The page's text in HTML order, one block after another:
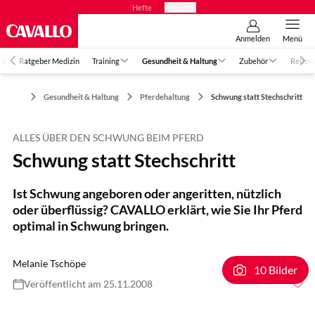
Hefte
Anmelden Menü
Ratgeber Medizin Training Gesundheit & Haltung Zubehör
Gesundheit & Haltung Pferdehaltung Schwung statt Stechschritt
ALLES ÜBER DEN SCHWUNG BEIM PFERD
Schwung statt Stechschritt
Ist Schwung angeboren oder angeritten, nützlich
oder überflüssig? CAVALLO erklärt, wie Sie Ihr Pferd
optimal in Schwung bringen.
Melanie Tschöpe
Veröffentlicht am 25.11.2008
10 Bilder